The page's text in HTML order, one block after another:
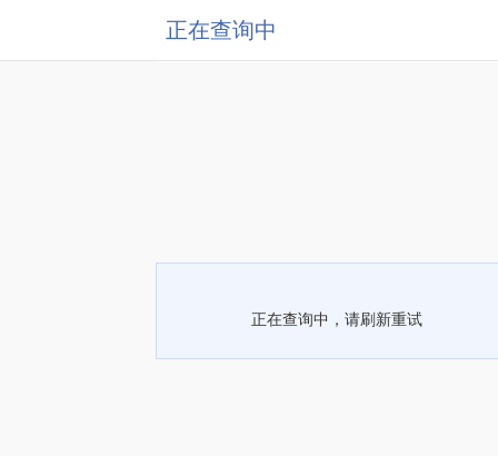
正在查询中
正在查询中，请刷新重试